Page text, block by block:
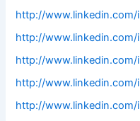
http://
http://www.linkedin.com/
http://www.linkedin.com/
http://www.linkedin.com/
http://